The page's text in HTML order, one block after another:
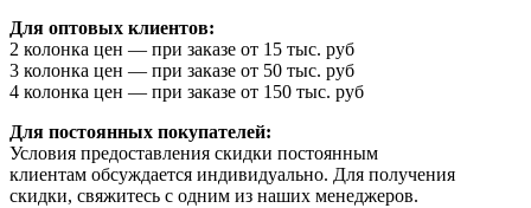
Для оптовых клиентов:
2 колонка цен — при заказе от 15 тыс. руб
3 колонка цен — при заказе от 50 тыс. руб
4 колонка цен — при заказе от 150 тыс. руб
Для постоянных покупателей:
Условия предоставления скидки постоянным
клиентам обсуждается индивидуально. Для получения
скидки, свяжитесь с одним из наших менеджеров.